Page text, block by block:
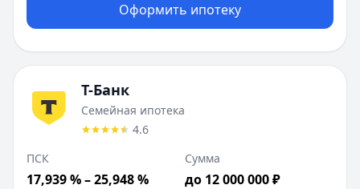
Оформить ипотеку
Т-Банк
Семейная ипотека
4.6
ПСК
17,939 % – 25,948 %
Сумма
до 12 000 000 ₽